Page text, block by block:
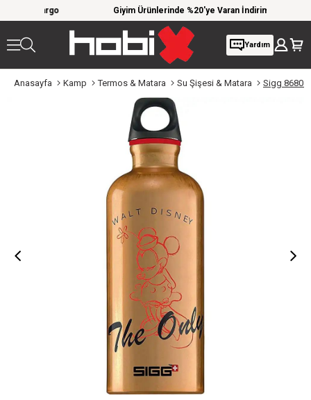
Giyim Ürünlerinde %20'ye Varan İndirim!
Yardım
Anasayfa Kamp Termos & Matara Su Şişesi & Matara